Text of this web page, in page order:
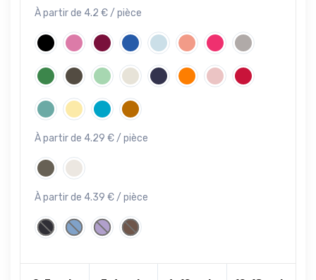
À partir de 4.2 € / pièce
À partir de 4.29 € / pièce
À partir de 4.39 € / pièce